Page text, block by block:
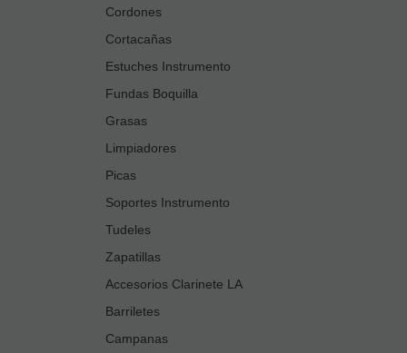
Cordones
Cortacañas
Estuches Instrumento
Fundas Boquilla
Grasas
Limpiadores
Picas
Soportes Instrumento
Tudeles
Zapatillas
Accesorios Clarinete LA
Barriletes
Campanas